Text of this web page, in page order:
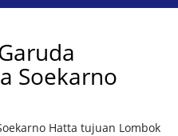
Soekarno
Hatta tujuan Lombok